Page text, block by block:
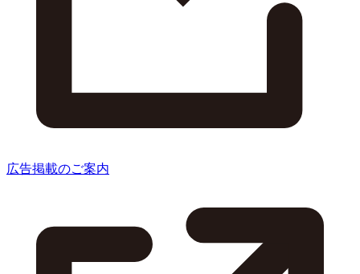
広告掲載のご案内